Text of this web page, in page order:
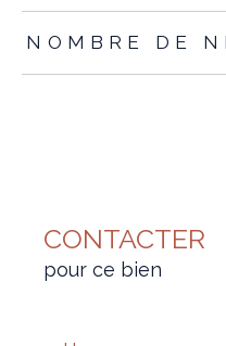
NOMBRE DE
CONTACTER
pour ce bien